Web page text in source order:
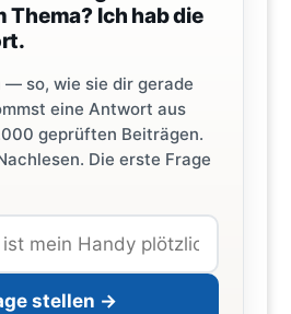
Thema? Ich hab die
so, wie sie dir gerade
eine Antwort aus
geprüften Beiträgen.
Die erste Frage
stellen →